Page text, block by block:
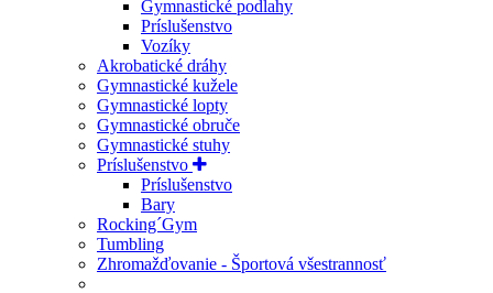
Gymnastické podlahy
Príslušenstvo
Vozíky
Akrobatické dráhy
Gymnastické kužele
Gymnastické lopty
Gymnastické obruče
Gymnastické stuhy
Príslušenstvo
Príslušenstvo
Bary
Rocking´Gym
Tumbling
Zhromažďovanie - Športová všestrannosť